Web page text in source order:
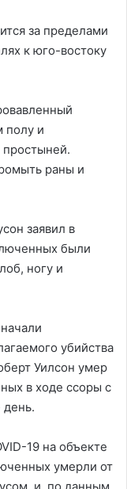
за пределами
к юго-востоку
полу и
раны и
заявил в
были
ногу и
убийства
Уилсон умер
в ходе ссоры с
19 на объекте
умерли от